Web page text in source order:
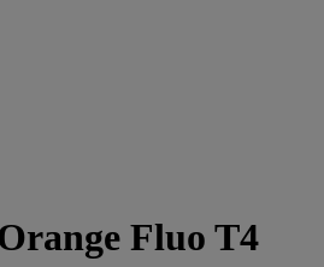
Fluo T4